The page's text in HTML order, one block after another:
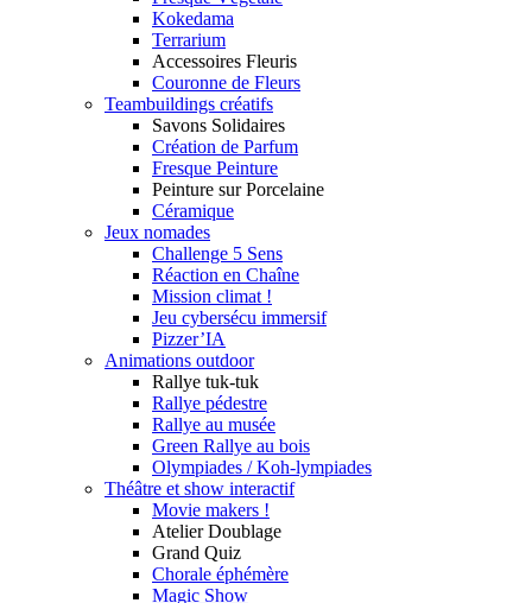
Kokedama
Terrarium
Accessoires Fleuris
Couronne de Fleurs
Teambuildings créatifs
Savons Solidaires
Création de Parfum
Fresque Peinture
Peinture sur Porcelaine
Céramique
Jeux nomades
Challenge 5 Sens
Réaction en Chaîne
Mission climat !
Jeu cybersécu immersif
Pizzer’IA
Animations outdoor
Rallye tuk-tuk
Rallye pédestre
Rallye au musée
Green Rallye au bois
Olympiades / Koh-lympiades
Théâtre et show interactif
Movie makers !
Atelier Doublage
Grand Quiz
Chorale éphémère
Magic Show